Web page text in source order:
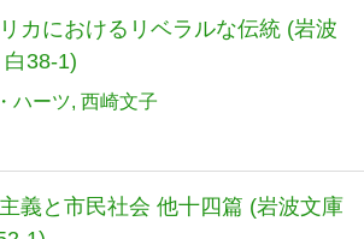
カにおけるリベラルな伝統 (岩波
38-1)
ハーツ 西崎文子
義と市民社会 他十四篇 (岩波文庫